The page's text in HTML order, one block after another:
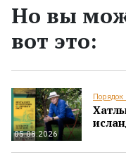
Но вы
вот это:
05.08.2026
Порядок